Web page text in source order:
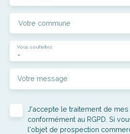
Votre commune
-
Vous souhaitez
Votre message
J'accepte le traitement de
conformément au RGPD. Si
l'objet de prospection